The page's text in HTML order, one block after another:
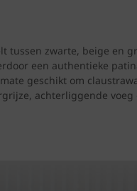
tussen zwarte, beige en
een authentieke
geschikt om
achterliggende